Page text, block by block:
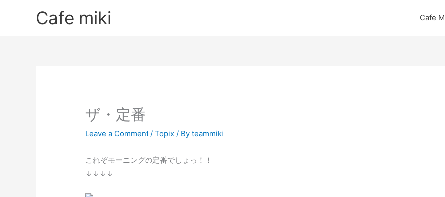
Cafe miki Cafe
ザ・定番
Leave a Comment /Topix / Byteammiki
これぞモーニングの定番でしょっ！！
↓↓↓↓